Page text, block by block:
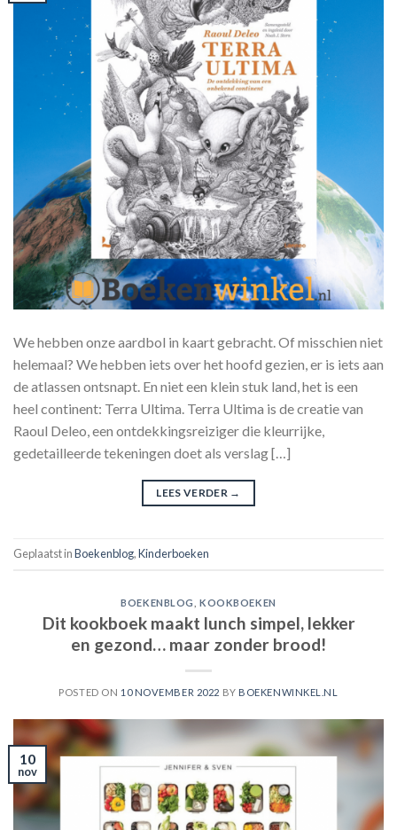
We hebben onze aardbol in kaart gebracht. Of misschien niet
helemaal? We hebben iets over het hoofd gezien, er is iets aan
de atlassen ontsnapt. En niet een klein stuk land, het is een
heel continent: Terra Ultima. Terra Ultima is de creatie van
Raoul Deleo, een ontdekkingsreiziger die kleurrijke,
gedetailleerde tekeningen doet als verslag […]
LEES VERDER →
Geplaatst inBoekenblog,Kinderboeken
BOEKENBLOG ,KOOKBOEKEN
Dit kookboek maakt lunch simpel, lekker
en gezond… maar zonder brood!
POSTED ON 10 NOVEMBER 2022 BY BOEKENWINKEL.NL
10
nov